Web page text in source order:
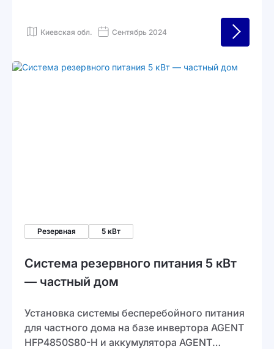
электрическую плиту, до 24 часов
Киевская обл. Сентябрь 2024
Резервная 5 кВт
Система резервного питания 5 кВт
— частный дом
Установка системы бесперебойного питания
для частного дома на базе инвертора AGENT
HFP4850S80-H и аккумулятора AGENT